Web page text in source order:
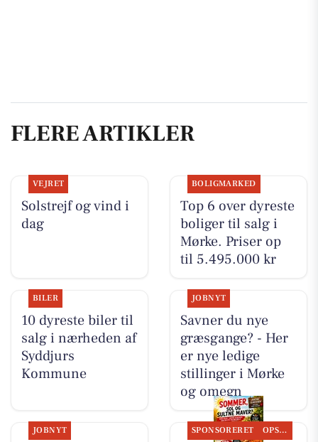
FLERE ARTIKLER
VEJRET
Solstrejf og vind i
dag
BOLIGMARKED
Top 6 over dyreste
boliger til salg i
Mørke. Priser op
til 5.495.000 kr
BILER
10 dyreste biler til
salg i nærheden af
Syddjurs
Kommune
JOBNYT
Savner du nye
græsgange? - Her
er nye ledige
stillinger i Mørke
og omegn
JOBNYT SPONSORERET OPSLAGSTAVLEN